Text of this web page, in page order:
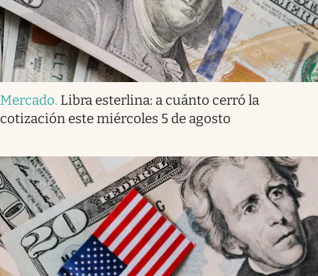
Mercado. Libra esterlina: a cuánto cerró la
cotización este miércoles 5 de agosto